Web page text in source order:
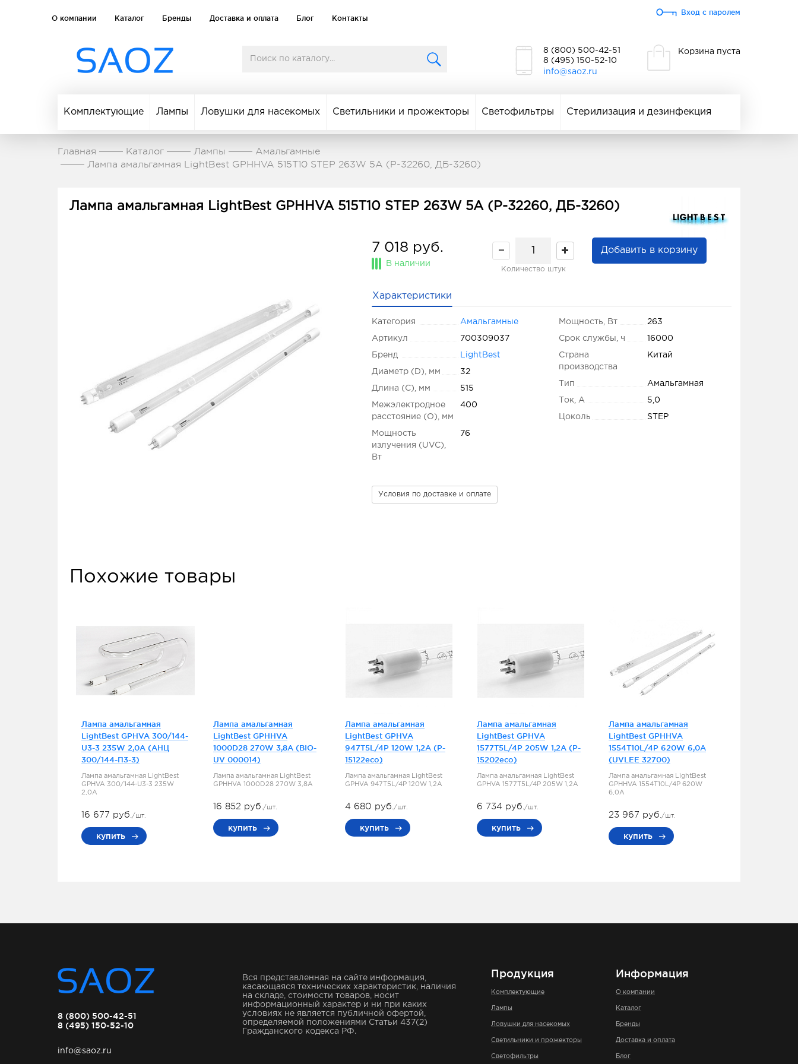
О компании Каталог Бренды Доставка и оплата Блог Контакты
Вход с паролем
8 (800) 500-42-51
8 (495) 150-52-10
info@saoz.ru
Корзина пуста
Комплектующие Лампы Ловушки для насекомых Светильники и прожекторы Светофильтры Стерилизация и дезинфекция
Главная Каталог Лампы
Амальгамные
Лампа амальгамная LightBest GPHHVA 515T10 STEP 263W 5A (P-32260, ДБ-3260)
Лампа амальгамная LightBest GPHHVA 515T10 STEP 263W 5A (P-32260, ДБ-3260)
7 018 руб.
В наличии
Количество штук
Добавить в корзину
Характеристики
Категория Амальгамные
Артикул 700309037
Бренд LightBest
Диаметр (D), мм 32
Длина (C), мм 515
Межэлектродное
расстояние (O), мм
400
Мощность
излучения (UVC),
Вт
76
Мощность, Вт 263
Срок службы, ч 16000
Страна
производства
Китай
Тип Амальгамная
Ток, А 5,0
Цоколь STEP
Условия по доставке и оплате
Похожие товары
Лампа амальгамная
LightBest GPHVA 300/144-
U3-3 235W 2,0A (АНЦ
300/144-П3-3)
Лампа амальгамная LightBest
GPHVA 300/144-U3-3 235W
2,0A
16 677 руб./шт.
купить
Лампа амальгамная
LightBest GPHHVA
1000D28 270W 3,8A (BIO-
UV 000014)
Лампа амальгамная LightBest
GPHHVA 1000D28 270W 3,8A
16 852 руб./шт.
купить
Лампа амальгамная
LightBest GPHVA
947T5L/4P 120W 1,2A (P-
15122eco)
Лампа амальгамная LightBest
GPHVA 947T5L/4P 120W 1,2A
4 680 руб./шт.
купить
Лампа амальгамная
LightBest GPHVA
1577T5L/4P 205W 1,2A (P-
15202eco)
Лампа амальгамная LightBest
GPHVA 1577T5L/4P 205W 1,2A
6 734 руб./шт.
купить
Лампа амальгамная
LightBest GPHHVA
1554T10L/4P 620W 6,0A
(UVLEE 32700)
Лампа амальгамная LightBest
GPHHVA 1554T10L/4P 620W
6,0A
23 967 руб./шт.
купить
8 (800) 500-42-51
8 (495) 150-52-10
info@saoz.ru
Вся представленная на сайте информация,
касающаяся технических характеристик, наличия
на складе, стоимости товаров, носит
информационный характер и ни при каких
условиях не является публичной офертой,
определяемой положениями Статьи 437(2)
Гражданского кодекса РФ.
Продукция
Комплектующие
Лампы
Ловушки для насекомых
Светильники и прожекторы
Светофильтры
Информация
О компании
Каталог
Бренды
Доставка и оплата
Блог